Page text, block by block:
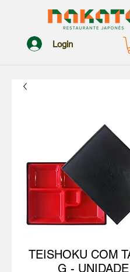
Login
TEISHOKU COM
G - UNIDADE